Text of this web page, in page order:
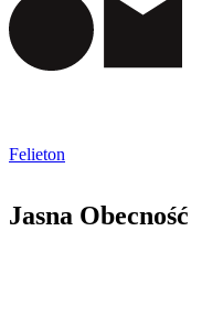
Felieton
Jasna Obecność